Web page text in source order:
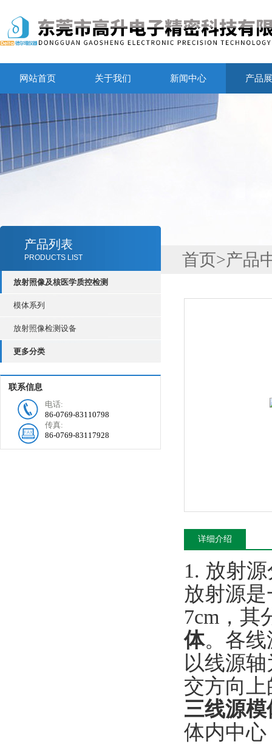
网站首页 关于我们 新闻中心 产品
产品列表
PRODUCTS LIST
放射照像及核医学质控检测
模体系列
放射照像检测设备
更多分类
联系信息
电话:
86-0769-83110798
传真:
86-0769-83117928
首页>产品
详细介绍
1. 放射
放射源
7cm，其
体。各线
以线源
交方向
三线源模
体内中